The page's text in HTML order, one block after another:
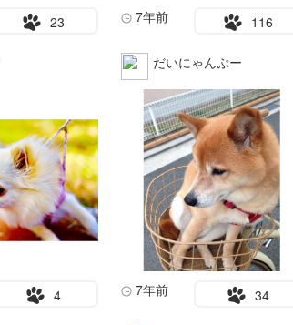
23 7年前 116
4
だいにゃんぷー
7年前 34